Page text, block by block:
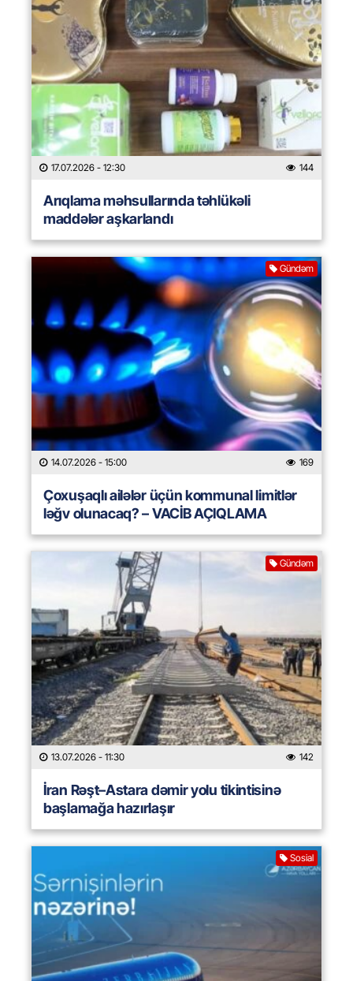
17.07.2026 - 12:30 144
Arıqlama məhsullarında təhlükəli
maddələr aşkarlandı
Gündəm
14.07.2026 - 15:00 169
Çoxuşaqlı ailələr üçün kommunal limitlər
ləğv olunacaq? – VACİB AÇIQLAMA
Gündəm
13.07.2026 - 11:30 142
İran Rəşt–Astara dəmir yolu tikintisinə
başlamağa hazırlaşır
Sosial